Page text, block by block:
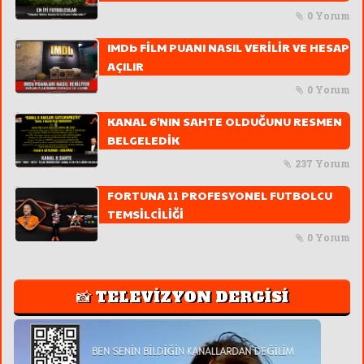
0 Yorum
IMDb FİLM PUANI NASIL VERİLİR VE HESAP
AÇILIR
0 Yorum
KANAL 6'NIN SAHTE OLDUĞUNU RESMEN
BELGELEDİK
237 Yorum
FORTUNA 11 PROFESYONEL FUTBOLCU
TEMSİLCİLİĞİ
0 Yorum
📸 TELEVİZYON DERGİSİ